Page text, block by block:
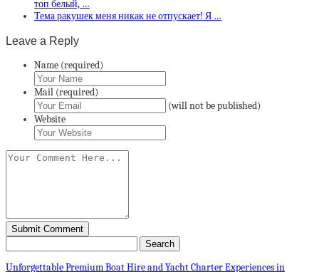
топ белый, …
Тема ракушек меня никак не отпускает! Я …
Leave a Reply
Name (required)
Mail (required)
(will not be published)
Website
Unforgettable Premium Boat Hire and Yacht Charter Experiences in